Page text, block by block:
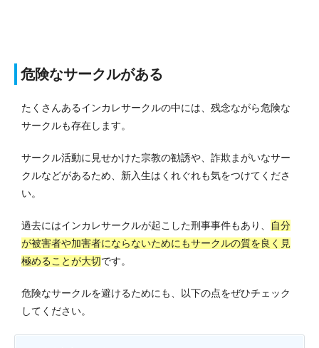
危険なサークルがある
たくさんあるインカレサークルの中には、残念ながら危険な
サークルも存在します。
サークル活動に見せかけた宗教の勧誘や、詐欺まがいなサー
クルなどがあるため、新入生はくれぐれも気をつけてくださ
い。
過去にはインカレサークルが起こした刑事事件もあり、
自分
が被害者や加害者にならないためにもサークルの質を良く見
極めることが大切です。
危険なサークルを避けるためにも、以下の点をぜひチェック
してください。